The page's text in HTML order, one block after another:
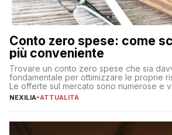
Conto zero spese: come
più conveniente
Trovare un conto zero spese che sia
fondamentale per ottimizzare le proprie
Le offerte sul mercato sono numerose e
individuare quella più adatta alle proprie
sul […]
NEXILIA-ATTUALITÀ